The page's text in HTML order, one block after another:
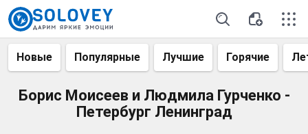
Новые Популярные Лучшие Горячие
Борис Моисеев и Людмила Гурченко -
Петербург Ленинград